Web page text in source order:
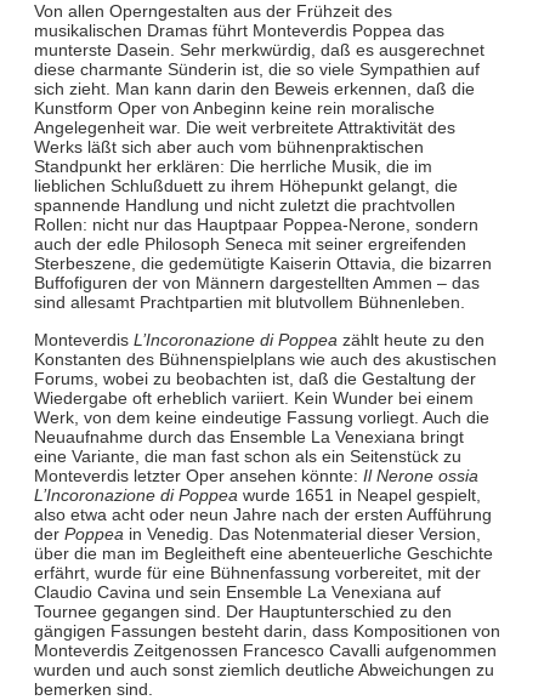
Von allen Operngestalten aus der Frühzeit des
musikalischen Dramas führt Monteverdis Poppea das
munterste Dasein. Sehr merkwürdig, daß es ausgerechnet
diese charmante Sünderin ist, die so viele Sympathien auf
sich zieht. Man kann darin den Beweis erkennen, daß die
Kunstform Oper von Anbeginn keine rein moralische
Angelegenheit war. Die weit verbreitete Attraktivität des
Werks läßt sich aber auch vom bühnenpraktischen
Standpunkt her erklären: Die herrliche Musik, die im
lieblichen Schlußduett zu ihrem Höhepunkt gelangt, die
spannende Handlung und nicht zuletzt die prachtvollen
Rollen: nicht nur das Hauptpaar Poppea-Nerone, sondern
auch der edle Philosoph Seneca mit seiner ergreifenden
Sterbeszene, die gedemütigte Kaiserin Ottavia, die bizarren
Buffofiguren der von Männern dargestellten Ammen – das
sind allesamt Prachtpartien mit blutvollem Bühnenleben.
Monteverdis L’Incoronazione di Poppea zählt heute zu den
Konstanten des Bühnenspielplans wie auch des akustischen
Forums, wobei zu beobachten ist, daß die Gestaltung der
Wiedergabe oft erheblich variiert. Kein Wunder bei einem
Werk, von dem keine eindeutige Fassung vorliegt. Auch die
Neuaufnahme durch das Ensemble La Venexiana bringt
eine Variante, die man fast schon als ein Seitenstück zu
Monteverdis letzter Oper ansehen könnte: Il Nerone ossia
L’Incoronazione di Poppea wurde 1651 in Neapel gespielt,
also etwa acht oder neun Jahre nach der ersten Aufführung
der Poppea in Venedig. Das Notenmaterial dieser Version,
über die man im Begleitheft eine abenteuerliche Geschichte
erfährt, wurde für eine Bühnenfassung vorbereitet, mit der
Claudio Cavina und sein Ensemble La Venexiana auf
Tournee gegangen sind. Der Hauptunterschied zu den
gängigen Fassungen besteht darin, dass Kompositionen von
Monteverdis Zeitgenossen Francesco Cavalli aufgenommen
wurden und auch sonst ziemlich deutliche Abweichungen zu
bemerken sind.